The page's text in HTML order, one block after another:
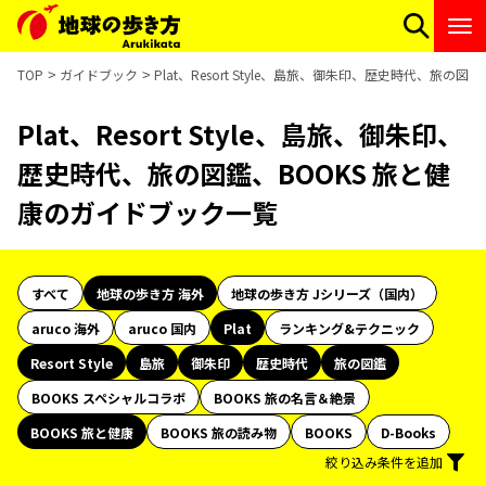
TOP ガイドブック Plat、Resort Style、島旅、御朱印、歴史時代、旅の図
Plat、Resort Style、島旅、御朱印、
歴史時代、旅の図鑑、BOOKS 旅と健
康のガイドブック一覧
すべて 地球の歩き方 海外
地球の歩き方 Jシリーズ（国内）
aruco 海外
aruco 国内 Plat
ランキング&テクニック
Resort Style
島旅 御朱印 歴史時代
旅の図鑑
BOOKS スペシャルコラボ
BOOKS 旅の名言＆絶景
BOOKS 旅と健康
BOOKS 旅の読み物 BOOKS
D-Books
絞り込み条件を追加